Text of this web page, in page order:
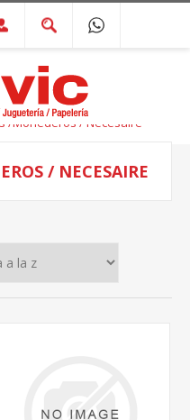
/Monederos / Necesaire
/ NECESAIRE